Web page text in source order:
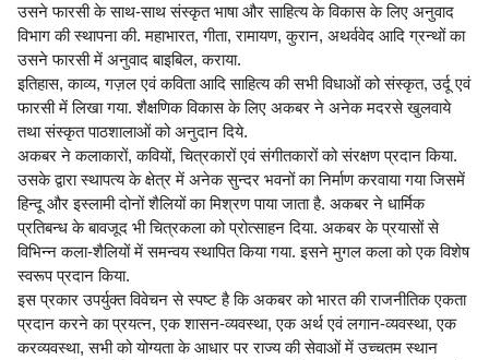
उसने फारसी के साथ-साथ संस्कृत भाषा और साहित्य के विकास के लिए अनुवाद
विभाग की स्थापना की. महाभारत, गीता, रामायण, कुरान, अथर्ववेद आदि ग्रन्थों का
उसने फारसी में अनुवाद बाइबिल, कराया.
इतिहास, काव्य, गज़ल एवं कविता आदि साहित्य की सभी विधाओं को संस्कृत, उर्दू एवं
फारसी में लिखा गया. शैक्षणिक विकास के लिए अकबर ने अनेक मदरसे खुलवाये
तथा संस्कृत पाठशालाओं को अनुदान दिये.
अकबर ने कलाकारों, कवियों, चित्रकारों एवं संगीतकारों को संरक्षण प्रदान किया.
उसके द्वारा स्थापत्य के क्षेत्र में अनेक सुन्दर भवनों का निर्माण करवाया गया जिसमें
हिन्दू और इस्लामी दोनों शैलियों का मिश्रण पाया जाता है. अकबर ने धार्मिक
प्रतिबन्ध के बावजूद भी चित्रकला को प्रोत्साहन दिया. अकबर के प्रयासों से
विभिन्न कला-शैलियों में समन्वय स्थापित किया गया. इसने मुगल कला को एक विशेष
स्वरूप प्रदान किया.
इस प्रकार उपर्युक्त विवेचन से स्पष्ट है कि अकबर को भारत की राजनीतिक एकता
प्रदान करने का प्रयत्न, एक शासन-व्यवस्था, एक अर्थ एवं लगान-व्यवस्था, एक
करव्यवस्था, सभी को योग्यता के आधार पर राज्य की सेवाओं में उच्चतम स्थान